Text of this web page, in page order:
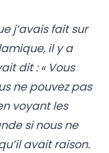
j’avais fait sur
il y a
dit : « Vous
ne pouvez pas
voyant les
si nous ne
avait raison.